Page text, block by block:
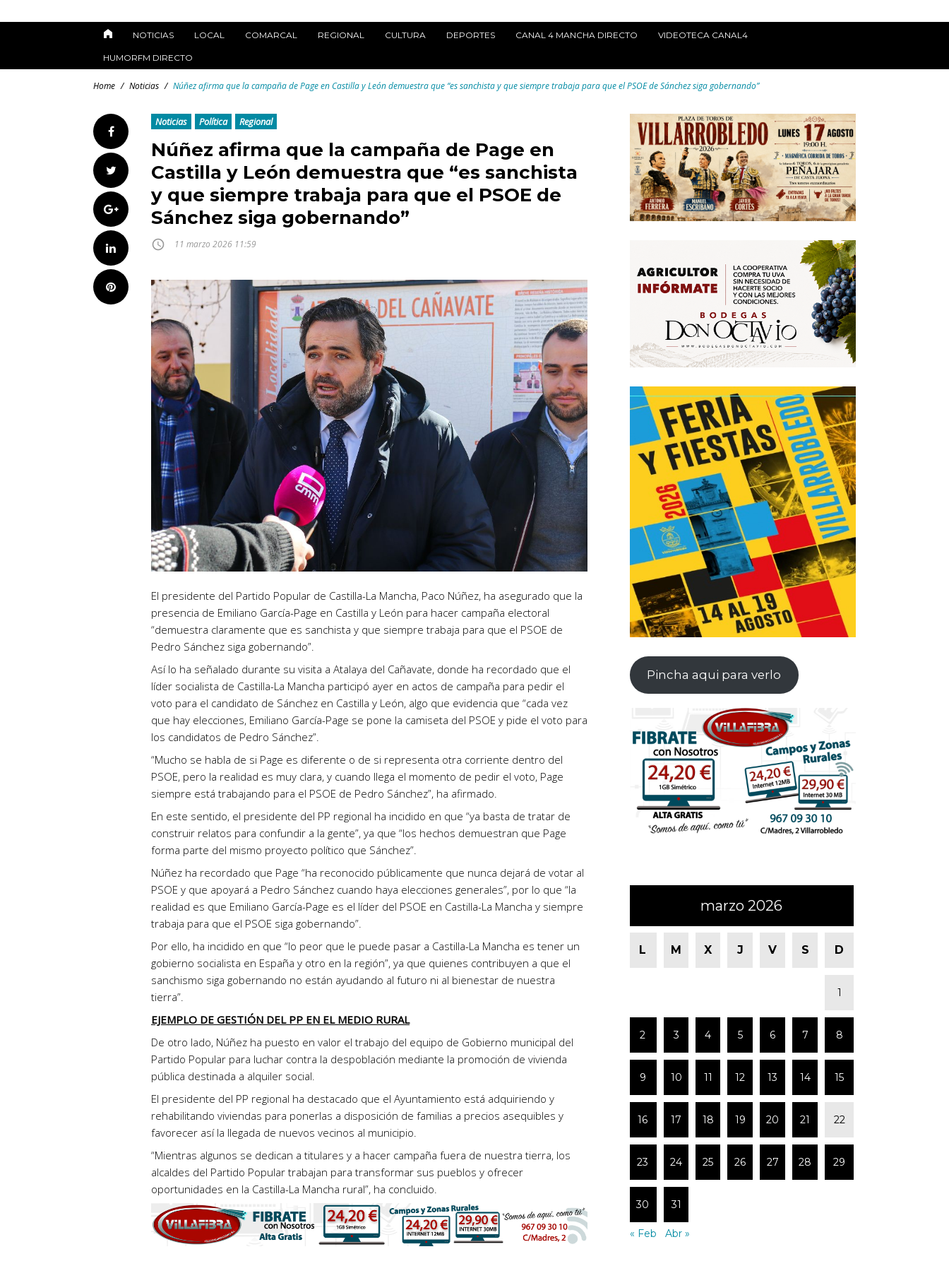
Skip
NOTICIAS LOCAL COMARCAL REGIONAL CULTURA DEPORTES CANAL 4 MANCHA DIRECTO VIDEOTECA CANAL4
HUMORFM DIRECTO
Home / Noticias / Núñez afirma que la campaña de Page en Castilla y León demuestra que “es sanchista y que siempre trabaja para que el PSOE de Sánchez siga gobernando”
Facebook
Twitter
Google+
LinkedIn
Pinterest
Noticias Política Regional
Núñez afirma que la campaña de Page en
Castilla y León demuestra que “es sanchista
y que siempre trabaja para que el PSOE de
Sánchez siga gobernando”
access_time 11 marzo 2026 11:59
El presidente del Partido Popular de Castilla-La Mancha, Paco Núñez, ha asegurado que la
presencia de Emiliano García-Page en Castilla y León para hacer campaña electoral
“demuestra claramente que es sanchista y que siempre trabaja para que el PSOE de
Pedro Sánchez siga gobernando”.
Así lo ha señalado durante su visita a Atalaya del Cañavate, donde ha recordado que el
líder socialista de Castilla-La Mancha participó ayer en actos de campaña para pedir el
voto para el candidato de Sánchez en Castilla y León, algo que evidencia que “cada vez
que hay elecciones, Emiliano García-Page se pone la camiseta del PSOE y pide el voto para
los candidatos de Pedro Sánchez”.
“Mucho se habla de si Page es diferente o de si representa otra corriente dentro del
PSOE, pero la realidad es muy clara, y cuando llega el momento de pedir el voto, Page
siempre está trabajando para el PSOE de Pedro Sánchez”, ha afirmado.
En este sentido, el presidente del PP regional ha incidido en que “ya basta de tratar de
construir relatos para confundir a la gente”, ya que “los hechos demuestran que Page
forma parte del mismo proyecto político que Sánchez”.
Núñez ha recordado que Page “ha reconocido públicamente que nunca dejará de votar al
PSOE y que apoyará a Pedro Sánchez cuando haya elecciones generales”, por lo que “la
realidad es que Emiliano García-Page es el líder del PSOE en Castilla-La Mancha y siempre
trabaja para que el PSOE siga gobernando”.
Por ello, ha incidido en que “lo peor que le puede pasar a Castilla-La Mancha es tener un
gobierno socialista en España y otro en la región”, ya que quienes contribuyen a que el
sanchismo siga gobernando no están ayudando al futuro ni al bienestar de nuestra
tierra”.
EJEMPLO DE GESTIÓN DEL PP EN EL MEDIO RURAL
De otro lado, Núñez ha puesto en valor el trabajo del equipo de Gobierno municipal del
Partido Popular para luchar contra la despoblación mediante la promoción de vivienda
pública destinada a alquiler social.
El presidente del PP regional ha destacado que el Ayuntamiento está adquiriendo y
rehabilitando viviendas para ponerlas a disposición de familias a precios asequibles y
favorecer así la llegada de nuevos vecinos al municipio.
“Mientras algunos se dedican a titulares y a hacer campaña fuera de nuestra tierra, los
alcaldes del Partido Popular trabajan para transformar sus pueblos y ofrecer
oportunidades en la Castilla-La Mancha rural”, ha concluido.
Pincha aqui para verlo
marzo 2026
L M X J V S D
1
2 3 4 5 6 7 8
9 10 11 12 13 14 15
16 17 18 19 20 21 22
23 24 25 26 27 28 29
30 31
« Feb Abr »